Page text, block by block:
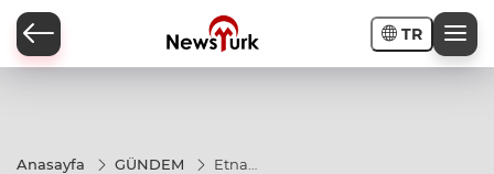
TR
Anasayfa GÜNDEM
Etna